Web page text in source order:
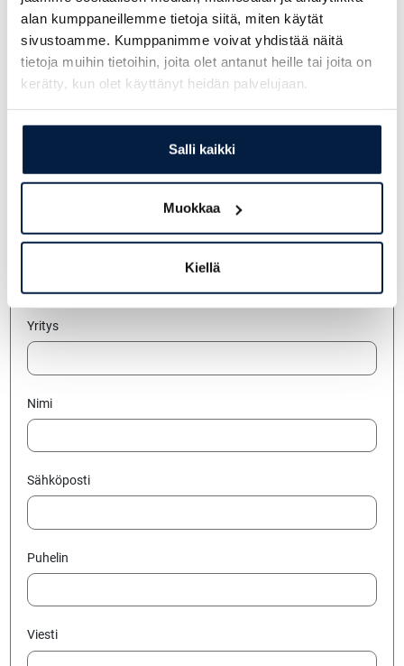
alan kumppaneillemme tietoja siitä, miten käytät
sivustoamme. Kumppanimme voivat yhdistää näitä
tietoja muihin tietoihin, joita olet antanut heille tai joita on
kerätty, kun olet käyttänyt heidän palvelujaan.
Salli kaikki
Muokkaa
Kiellä
Jätä yhteydenottopyyntö
Yritys
Nimi
Sähköposti
Puhelin
Viesti